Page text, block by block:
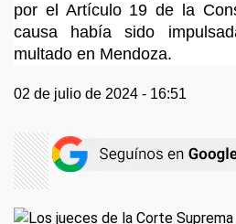
por el Artículo 19 de la
causa había sido
multado en Mendoza.
02 de julio de 2024 - 16:51